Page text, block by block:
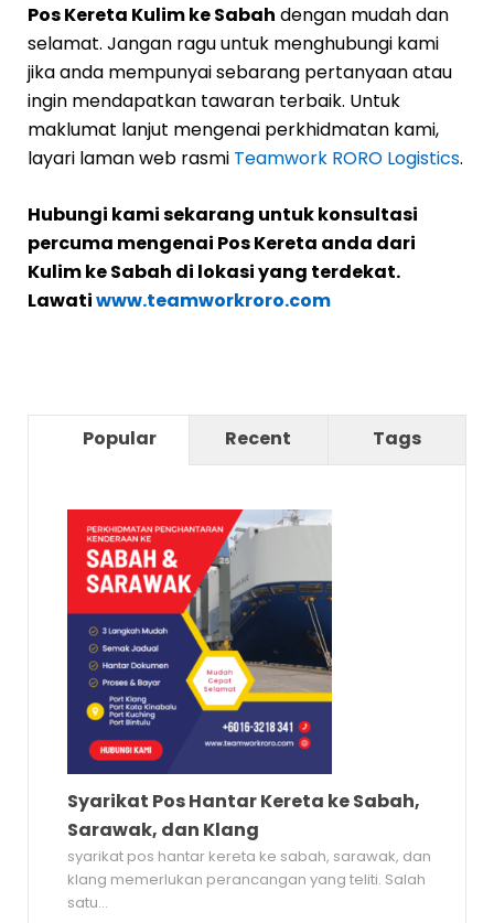
Pos Kereta Kulim ke Sabah dengan mudah dan
selamat. Jangan ragu untuk menghubungi kami
jika anda mempunyai sebarang pertanyaan atau
ingin mendapatkan tawaran terbaik. Untuk
maklumat lanjut mengenai perkhidmatan kami,
layari laman web rasmi Teamwork RORO Logistics.
Hubungi kami sekarang untuk konsultasi
percuma mengenai Pos Kereta anda dari
Kulim ke Sabah di lokasi yang terdekat.
Lawatiwww.teamworkroro.com
Popular Recent Tags
Syarikat Pos Hantar Kereta ke Sabah,
Sarawak, dan Klang
syarikat pos hantar kereta ke sabah, sarawak, dan
klang memerlukan perancangan yang teliti. Salah
satu...